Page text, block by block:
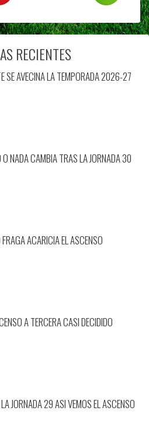
RECIENTES
SE AVECINA LA TEMPORADA 2026-27
NADA CAMBIA TRAS LA JORNADA 30
ACARICIA EL ASCENSO
A TERCERA CASI DECIDIDO
JORNADA 29 ASI VEMOS EL ASCENSO